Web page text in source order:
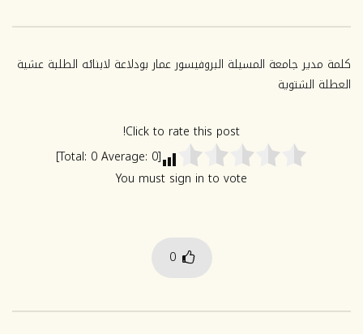
سبتمبر 23, 2025
يوليو 2, 2025
كلمة مدير جامعة المسيلة البروفيسور عمار بودلاعة لابنائه الطلبة عشية
العطلة الشتوية
Click to rate this post!
[Total:
0Average: 0
]
You must sign in to vote
0